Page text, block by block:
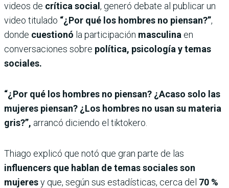
videos de crítica social , generó debate al publicar un
video titulado “¿Por qué los hombres no piensan?”,
donde cuestionó la participación masculina en
conversaciones sobre política, psicología y temas
sociales.
“¿Por qué los hombres no piensan? ¿Acaso solo las
mujeres piensan? ¿Los hombres no usan su materia
gris?”, arrancó diciendo el tiktokero.
Thiago explicó que notó que gran parte de las
influencers que hablan de temas sociales son
mujeresy que, según sus estadísticas, cerca del 70 %